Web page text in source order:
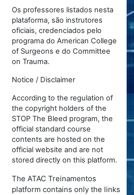
Os professores listados nesta
plataforma, são instrutores
oficiais, credenciados pelo
programa do American College
of Surgeons e do Committee
on Trauma.
Notice / Disclaimer
According to the regulation of
the copyright holders of the
STOP The Bleed program, the
official standard course
contents are hosted on the
official website and are not
stored directly on this platform.
The ATAC Treinamentos
platform contains only the links